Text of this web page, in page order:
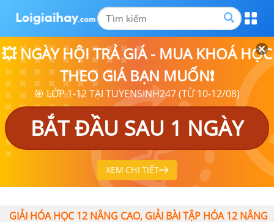
💥 NGÀY HỘI TRẢ GIÁ - MUA KHOÁ HỌC
THEO GIÁ BẠN MUỐN❗
🎯 LỚP 1-12 TẠI TUYENSINH247 (TỪ 10-12/08)
BẮT ĐẦU SAU 1 NGÀY
XEM CHI TIẾT
GIẢI HÓA HỌC 12 NÂNG CAO, GIẢI BÀI TẬP HÓA 12 NÂNG